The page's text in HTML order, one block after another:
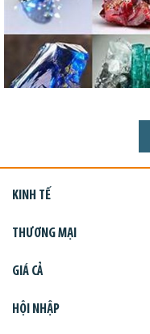
KINH TẾ
THƯƠNG MẠI
GIÁ CẢ
HỘI NHẬP